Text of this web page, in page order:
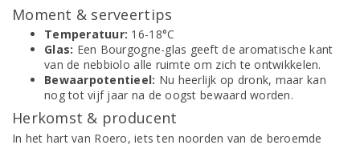
Moment & serveertips
Temperatuur: 16-18°C
Glas: Een Bourgogne-glas geeft de aromatische kant
van de nebbiolo alle ruimte om zich te ontwikkelen.
Bewaarpotentieel: Nu heerlijk op dronk, maar kan
nog tot vijf jaar na de oogst bewaard worden.
Herkomst & producent
In het hart van Roero, iets ten noorden van de beroemde